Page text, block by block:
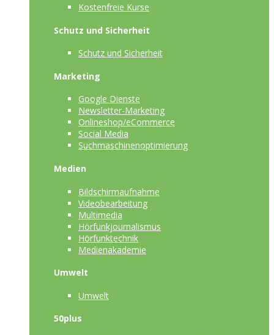
Kostenfreie Kurse
Schutz und Sicherheit
Schutz und Sicherheit
Marketing
Google Dienste
Newsletter-Marketing
Onlineshop/eCommerce
Social Media
Suchmaschinenoptimierung
Medien
Bildschirmaufnahme
Videobearbeitung
Multimedia
Hörfunkjournalismus
Hörfunktechnik
Medienakademie
Umwelt
Umwelt
50plus